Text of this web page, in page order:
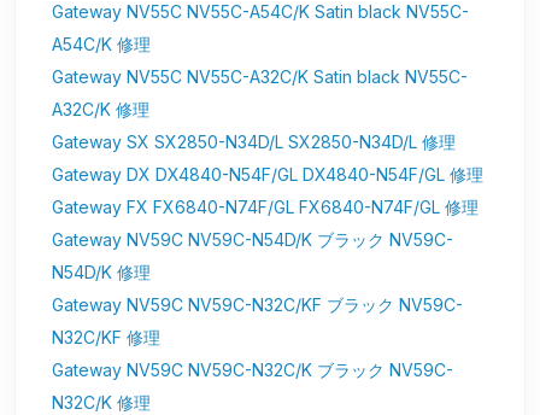
Gateway NV55C NV55C-A54C/K Satin black NV55C-
A54C/K 修理
Gateway NV55C NV55C-A32C/K Satin black NV55C-
A32C/K 修理
Gateway SX SX2850-N34D/L SX2850-N34D/L 修理
Gateway DX DX4840-N54F/GL DX4840-N54F/GL 修理
Gateway FX FX6840-N74F/GL FX6840-N74F/GL 修理
Gateway NV59C NV59C-N54D/K ブラック NV59C-
N54D/K 修理
Gateway NV59C NV59C-N32C/KF ブラック NV59C-
N32C/KF 修理
Gateway NV59C NV59C-N32C/K ブラック NV59C-
N32C/K 修理